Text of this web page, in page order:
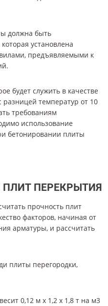
должна быть
установлена
предъявляемыми к
будет служить в качестве
температур от 10
требованиям
использование
бетонировании плиты
ПЕРЕКРЫТИЯ
прочность плит
факторов, начиная от
арматуры, и рассчитать
плиты перегородки,
0,12 м х 1,2 х 1,8 т на м3